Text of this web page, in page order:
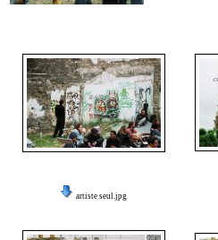
artiste seul.jpg